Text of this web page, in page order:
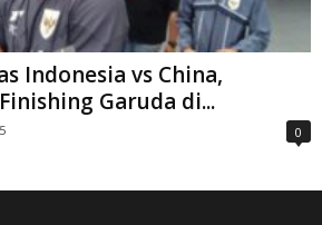
Indonesia vs China,
Garuda di...
0